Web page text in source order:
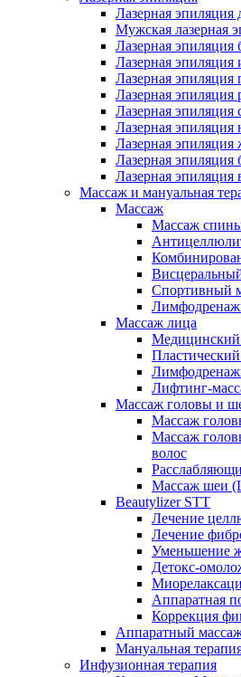
Лазерная
Мужская лазерная
Лазерная эпиляция
Лазерная
Лазерная
Лазерная эпиляция
Лазерная эпиляция
Лазерная эпиляция
Лазерная эпиляция
Лазерная эпиляция
Лазерная эпиляция
Массаж и мануальная
Массаж
Массаж
Спортивный
Массаж лица
Медицинский
Лифтинг-
Массаж головы и
Массаж
Массаж
волос
Массаж шеи
Beautylizer STT
Лечение
Лечение
Уменьшение
Детокс-
Аппаратная
Коррекция
Аппаратный
Мануальная
Инфузионная терапия